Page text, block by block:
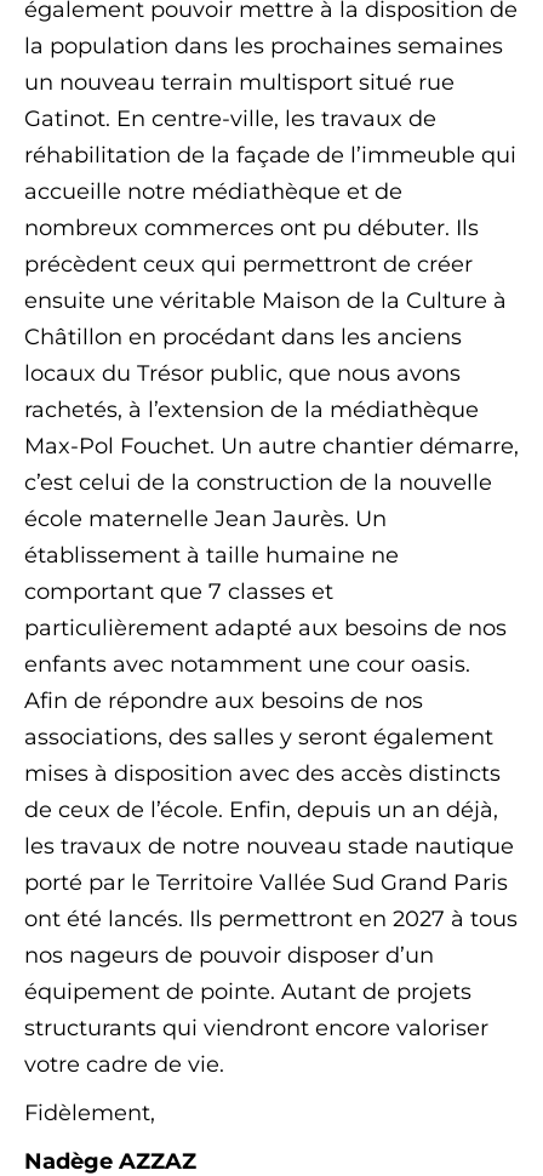
également pouvoir mettre à la disposition de
la population dans les prochaines semaines
un nouveau terrain multisport situé rue
Gatinot. En centre-ville, les travaux de
réhabilitation de la façade de l’immeuble qui
accueille notre médiathèque et de
nombreux commerces ont pu débuter. Ils
précèdent ceux qui permettront de créer
ensuite une véritable Maison de la Culture à
Châtillon en procédant dans les anciens
locaux du Trésor public, que nous avons
rachetés, à l’extension de la médiathèque
Max-Pol Fouchet. Un autre chantier démarre,
c’est celui de la construction de la nouvelle
école maternelle Jean Jaurès. Un
établissement à taille humaine ne
comportant que 7 classes et
particulièrement adapté aux besoins de nos
enfants avec notamment une cour oasis.
Afin de répondre aux besoins de nos
associations, des salles y seront également
mises à disposition avec des accès distincts
de ceux de l’école. Enfin, depuis un an déjà,
les travaux de notre nouveau stade nautique
porté par le Territoire Vallée Sud Grand Paris
ont été lancés. Ils permettront en 2027 à tous
nos nageurs de pouvoir disposer d’un
équipement de pointe. Autant de projets
structurants qui viendront encore valoriser
votre cadre de vie.
Fidèlement,
Nadège AZZAZ